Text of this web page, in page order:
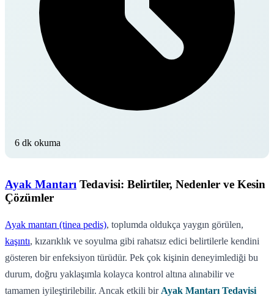
6 dk okuma
Ayak Mantarı Tedavisi: Belirtiler, Nedenler ve Kesin
Çözümler
Ayak mantarı (tinea pedis), toplumda oldukça yaygın görülen,
kaşıntı, kızarıklık ve soyulma gibi rahatsız edici belirtilerle kendini
gösteren bir enfeksiyon türüdür. Pek çok kişinin deneyimlediği bu
durum, doğru yaklaşımla kolayca kontrol altına alınabilir ve
tamamen iyileştirilebilir. Ancak etkili bir Ayak Mantarı Tedavisi